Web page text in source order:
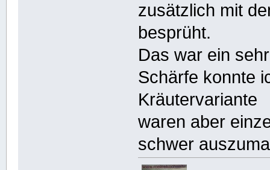
zusätzlich mit
besprüht.
Das war ein
Schärfe konnte
Kräutervariante
waren aber
schwer